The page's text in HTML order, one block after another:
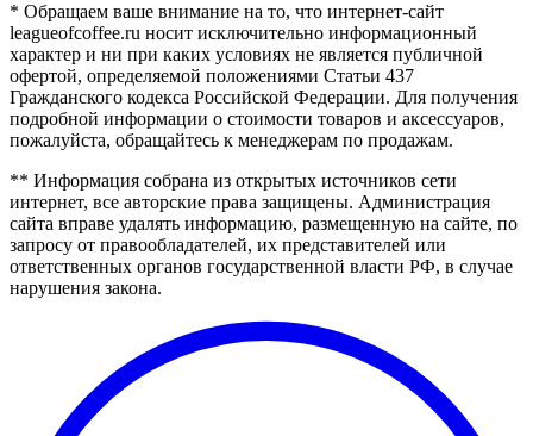
* Обращаем ваше внимание на то, что интернет-сайт
leagueofcoffee.ru носит исключительно информационный
характер и ни при каких условиях не является публичной
офертой, определяемой положениями Статьи 437
Гражданского кодекса Российской Федерации. Для получения
подробной информации о стоимости товаров и аксессуаров,
пожалуйста, обращайтесь к менеджерам по продажам.
** Информация собрана из открытых источников сети
интернет, все авторские права защищены. Администрация
сайта вправе удалять информацию, размещенную на сайте, по
запросу от правообладателей, их представителей или
ответственных органов государственной власти РФ, в случае
нарушения закона.